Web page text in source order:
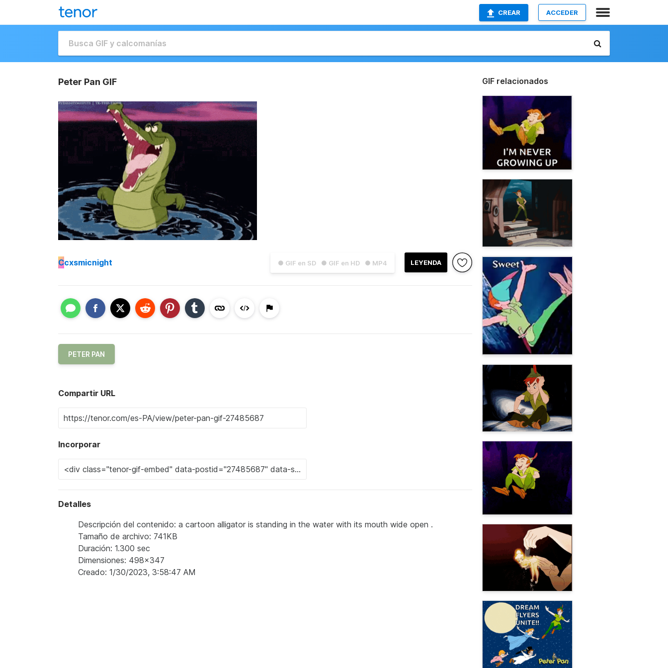
CREAR ACCEDER
Peter Pan GIF
● GIF en SD ● GIF en HD ● MP4 LEYENDA
Ccxsmicnight
PETER PAN
Compartir URL
Incorporar
Detalles
Descripción del contenido: a cartoon alligator is standing in the water with its mouth wide open .
Tamaño de archivo: 741KB
Duración: 1.300 sec
Dimensiones: 498x347
Creado: 1/30/2023, 3:58:47 AM
GIF relacionados